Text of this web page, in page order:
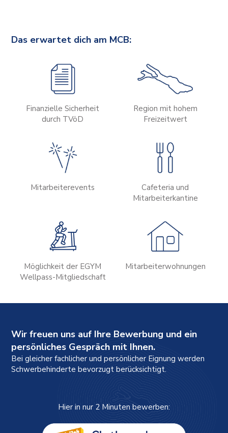
Das erwartet dich am MCB:
Finanzielle Sicherheit
durch TVöD
Region mit hohem
Freizeitwert
Mitarbeiterevents
Cafeteria und
Mitarbeiterkantine
Möglichkeit der EGYM
Wellpass-Mitgliedschaft
Mitarbeiterwohnungen
Wir freuen uns auf Ihre Bewerbung und ein
persönliches Gespräch mit Ihnen.
Bei gleicher fachlicher und persönlicher Eignung werden
Schwerbehinderte bevorzugt berücksichtigt.
Hier in nur 2 Minuten bewerben: